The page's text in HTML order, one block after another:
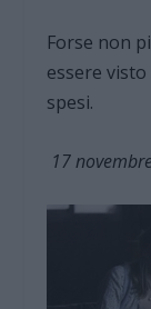
Forse non
essere
spesi.
17